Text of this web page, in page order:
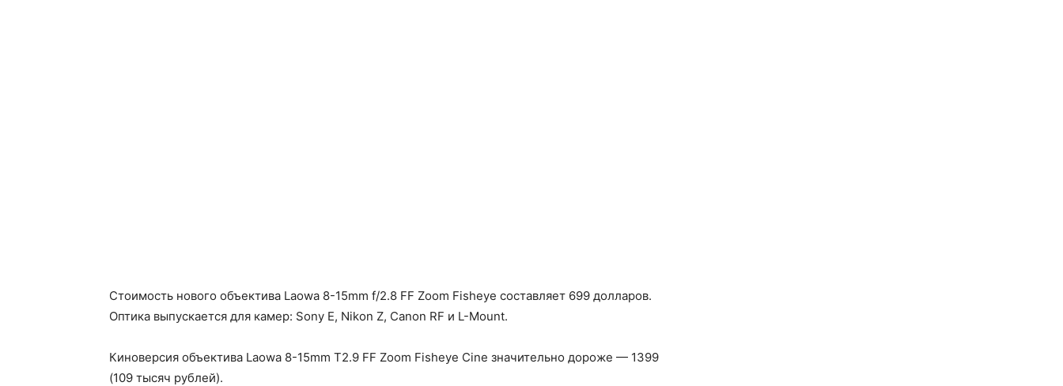
Стоимость нового объектива Laowa 8-15mm f/2.8 FF Zoom Fisheye составляет 699 долларов.
Оптика выпускается для камер: Sony E, Nikon Z, Canon RF и L-Mount.
Киноверсия объектива Laowa 8-15mm T2.9 FF Zoom Fisheye Cine значительно дороже — 1399
(109 тысяч рублей).